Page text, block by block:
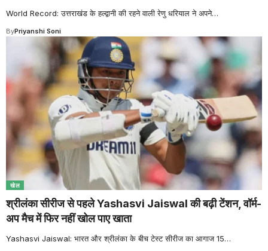
World Record: उत्तराखंड के हल्द्वानी की रहने वाली रेणु धरियाल ने अपने…
ByPriyanshi Soni
खेल
श्रीलंका सीरीज से पहले Yashasvi Jaiswal की बढ़ी टेंशन, वॉर्म-
अप मैच में फिर नहीं खोल पाए खाता
Yashasvi Jaiswal: भारत और श्रीलंका के बीच टेस्ट सीरीज का आगाज 15…